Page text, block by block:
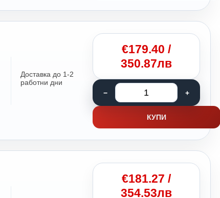
Доставка до 1-2
работни дни
€179.40 /
350.87лв
КУПИ
€181.27 /
354.53лв